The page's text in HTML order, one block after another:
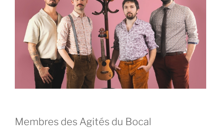
Membres des Agités du Bocal